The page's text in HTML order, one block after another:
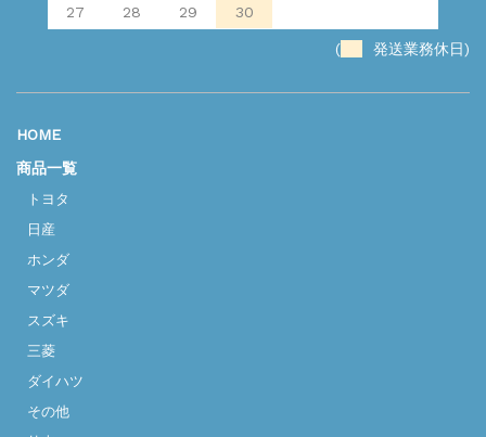
27
28 29 30
( 発送業務休日)
HOME
商品一覧
トヨタ
日産
ホンダ
マツダ
スズキ
三菱
ダイハツ
その他